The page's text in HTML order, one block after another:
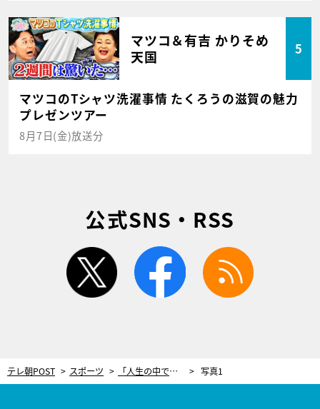
マツコ＆有吉 かりそめ
天国
5
マツコのTシャツ洗濯事情 たくろうの滋賀の魅力
プレゼンツアー
8月7日(金)放送分
公式SNS・RSS
twitter facebook
テレ朝POST スポーツ 「人生の中でトップクラス」大谷翔平が認めた最高のホームラン。2024年の“進化”が表れた一打を振り返る 写真1